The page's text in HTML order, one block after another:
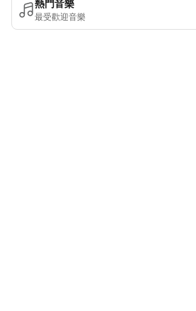
熱門音樂
最受歡迎音樂